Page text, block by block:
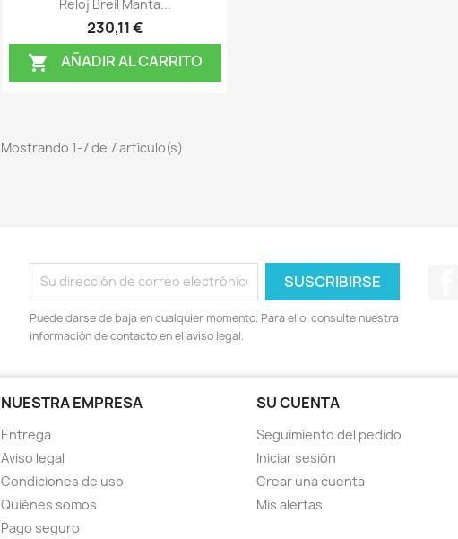
Reloj Breil Manta...
230,11 €
 AÑADIR AL CARRITO
Mostrando 1-7 de 7 artículo(s)
Puede darse de baja en cualquier momento. Para ello, consulte nuestra
información de contacto en el aviso legal.
NUESTRA EMPRESA
Entrega
Aviso legal
Condiciones de uso
Quiénes somos
Pago seguro
SU CUENTA
Seguimiento del pedido
Iniciar sesión
Crear una cuenta
Mis alertas